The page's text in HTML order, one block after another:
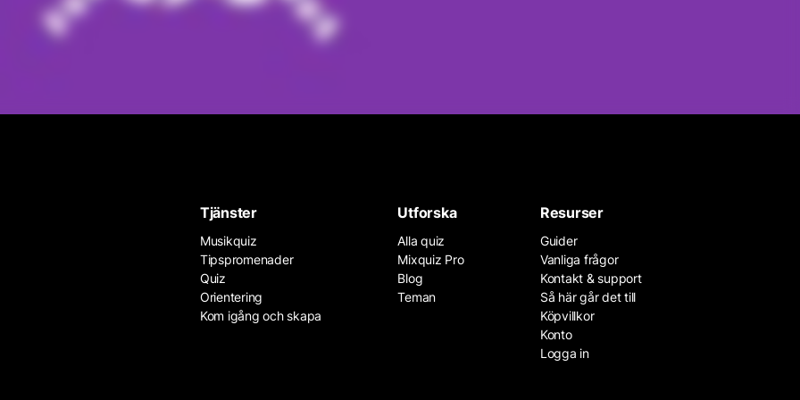
Tjänster
Musikquiz
Tipspromenader
Quiz
Orientering
Kom igång och skapa
Utforska
Alla quiz
Mixquiz Pro
Blog
Teman
Resurser
Guider
Vanliga frågor
Kontakt & support
Så här går det till
Köpvillkor
Konto
Logga in